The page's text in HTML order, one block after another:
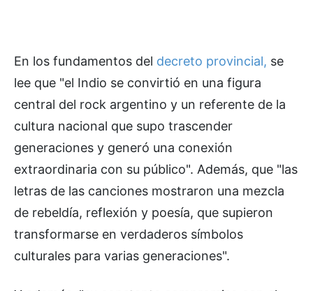
En los fundamentos del decreto provincial, se
lee que "el Indio se convirtió en una figura
central del rock argentino y un referente de la
cultura nacional que supo trascender
generaciones y generó una conexión
extraordinaria con su público". Además, que "las
letras de las canciones mostraron una mezcla
de rebeldía, reflexión y poesía, que supieron
transformarse en verdaderos símbolos
culturales para varias generaciones".